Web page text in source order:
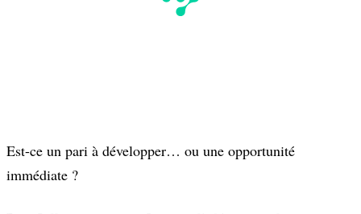
Est-ce un pari à développer… ou une opportunité
immédiate ?